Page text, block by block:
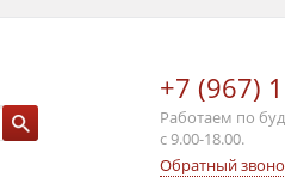
+7 (967)
Работаем по
с 9.00-18.00.
Обратный